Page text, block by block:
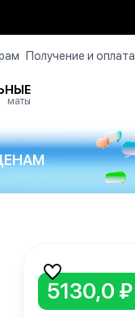
Получение и оплата
маты
5130,0 ₽